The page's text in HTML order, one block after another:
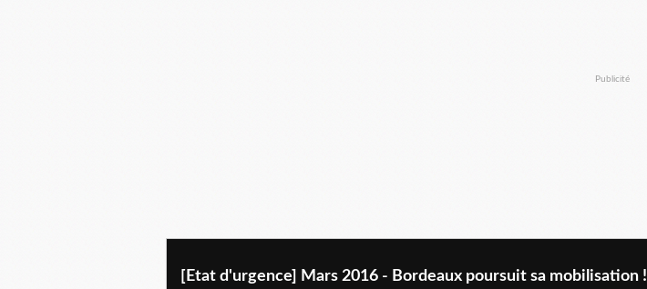
Publicité
[Etat d'urgence] Mars 2016 - Bordeaux poursuit sa mobilisation !